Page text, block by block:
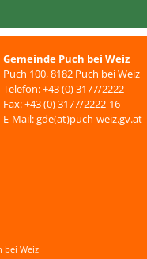
Gemeinde Puch bei Weiz
Puch 100, 8182 Puch bei Weiz
Telefon: +43 (0) 3177/2222
Fax: +43 (0) 3177/2222-16
E-Mail: gde(at)puch-weiz.gv.at
bei Weiz